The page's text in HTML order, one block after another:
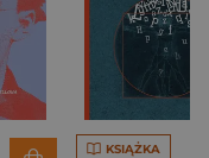
KSIĄŻKA